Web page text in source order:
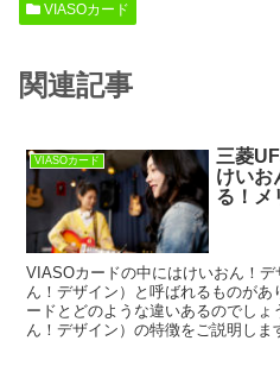
VIASOカード
関連記事
VIASOカード
三菱
けいお
る！メ
VIASOカードの中にはけいおん！
ん！デザイン）と呼ばれるものが
ードとどのような違いあるのでし
ん！デザイン）の特徴をご説明しま